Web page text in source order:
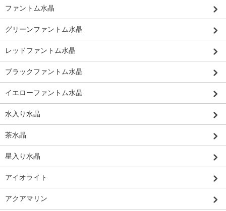
ファントム水晶
グリーンファントム水晶
レッドファントム水晶
ブラックファントム水晶
イエローファントム水晶
水入り水晶
茶水晶
星入り水晶
アイオライト
アクアマリン